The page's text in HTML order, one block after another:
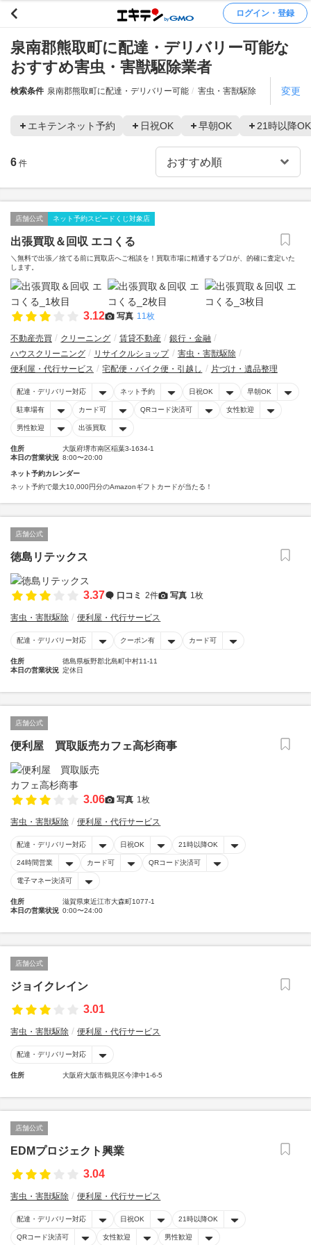
ログイン・登録
泉南郡熊取町に配達・デリバリー可能な
おすすめ害虫・害獣駆除業者
検索条件 泉南郡熊取町に配達・デリバリー可能 害虫・害獣駆除 変更
エキテンネット予約 日祝OK 早朝OK 21時以降OK
6 件
店舗公式 ネット予約スピードくじ対象店
出張買取＆回収 エコくる
＼無料で出張／捨てる前に買取店へご相談を！買取市場に精通するプロが、的確に査定いた
します。
3.12 写真 11枚
不動産売買 クリーニング 賃貸不動産
銀行・金融
ハウスクリーニング
リサイクルショップ
害虫・害獣駆除
便利屋・代行サービス
宅配便・バイク便・引越し 片づけ・遺品整理
配達・デリバリー対応 ネット予約 日祝OK 早朝OK
駐車場有 カード可 QRコード決済可 女性歓迎
男性歓迎 出張買取
住所
大阪府堺市南区稲葉3-1634-1
本日の営業状況 8:00〜20:00
ネット予約カレンダー
ネット予約で最大10,000円分のAmazonギフトカードが当たる！
店舗公式
徳島リテックス
3.37 口コミ 2件 写真 1枚
害虫・害獣駆除 便利屋・代行サービス
配達・デリバリー対応 クーポン有 カード可
住所
徳島県板野郡北島町中村11-11
本日の営業状況 定休日
店舗公式
便利屋 買取販売カフェ高杉商事
3.06 写真 1枚
害虫・害獣駆除 便利屋・代行サービス
配達・デリバリー対応 日祝OK 21時以降OK
24時間営業 カード可 QRコード決済可
電子マネー決済可
住所
滋賀県東近江市大森町1077-1
本日の営業状況 0:00〜24:00
店舗公式
ジョイクレイン
3.01
害虫・害獣駆除 便利屋・代行サービス
配達・デリバリー対応
住所 大阪府大阪市鶴見区今津中1-6-5
店舗公式
EDMプロジェクト興業
3.04
害虫・害獣駆除 便利屋・代行サービス
配達・デリバリー対応 日祝OK 21時以降OK
QRコード決済可 女性歓迎 男性歓迎